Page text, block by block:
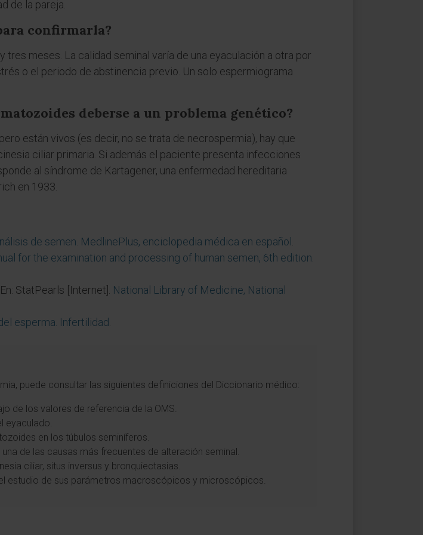
de la pareja.
confirmarla?
meses. La calidad seminal varía de una eyaculación a otra por
o el periodo de abstinencia previo. Un solo espermiograma
deberse a un problema genético?
están vivos (es decir, no se trata de necrospermia), hay que
ciliar primaria. Si además el paciente presenta infecciones
al síndrome de Kartagener, una enfermedad hereditaria
en 1933.
de semen. MedlinePlus, enciclopedia médica en español
for the examination and processing of human semen, 6th edition.
StatPearls [Internet]. National Library of Medicine, National
esperma. Infertilidad
puede consultar las siguientes definiciones del Diccionario médico:
de los valores de referencia de la OMS.
eyaculado.
en los túbulos seminíferos.
de las causas más frecuentes de alteración seminal.
ciliar, situs inversus y bronquiectasias.
estudio de sus parámetros macroscópicos y microscópicos.